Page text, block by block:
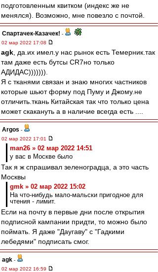
подготовленным квитком (индекс же не
менялся). Возможно, мне повезло с почтой.
Спартачек-Казачек! -
02 мар 2022 17:08
agk , да.их имел.у нас рынок есть Темерник.так
там даже есть бутсы CR7но только
АДИДАС))))))).
Я с тканями связан и знаю многих частников
которые шьют форму под Пуму и Джому.не
отличить.ткань Китайская так что только цена
может скакануть а в наличие всегда есть ....
Argos -
02 мар 2022 17:01
man26 » 02 мар 2022 14:51
у вас в Москве было
Так я ж спрашивал зеленоградца, а это часть
Москвы
gmk » 02 мар 2022 15:02
На что-нибудь мало-мальски пригодное для
чтения - лимит.
Если на почту в первые дни после открытия
подписной кампании придти, то можно было
поймать. Я даже "Даугаву" с "Гадкими
лебедями" подписать смог.
agk -
02 мар 2022 16:59